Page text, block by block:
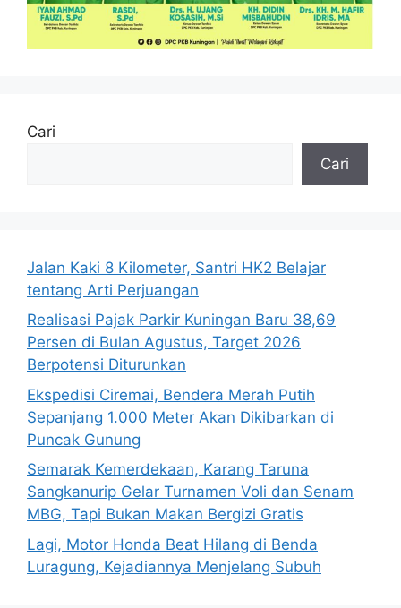
Cari
Cari
Jalan Kaki 8 Kilometer, Santri HK2 Belajar
tentang Arti Perjuangan
Realisasi Pajak Parkir Kuningan Baru 38,69
Persen di Bulan Agustus, Target 2026
Berpotensi Diturunkan
Ekspedisi Ciremai, Bendera Merah Putih
Sepanjang 1.000 Meter Akan Dikibarkan di
Puncak Gunung
Semarak Kemerdekaan, Karang Taruna
Sangkanurip Gelar Turnamen Voli dan Senam
MBG, Tapi Bukan Makan Bergizi Gratis
Lagi, Motor Honda Beat Hilang di Benda
Luragung, Kejadiannya Menjelang Subuh